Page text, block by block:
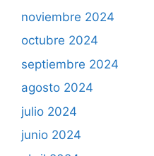
noviembre 2024
octubre 2024
septiembre 2024
agosto 2024
julio 2024
junio 2024